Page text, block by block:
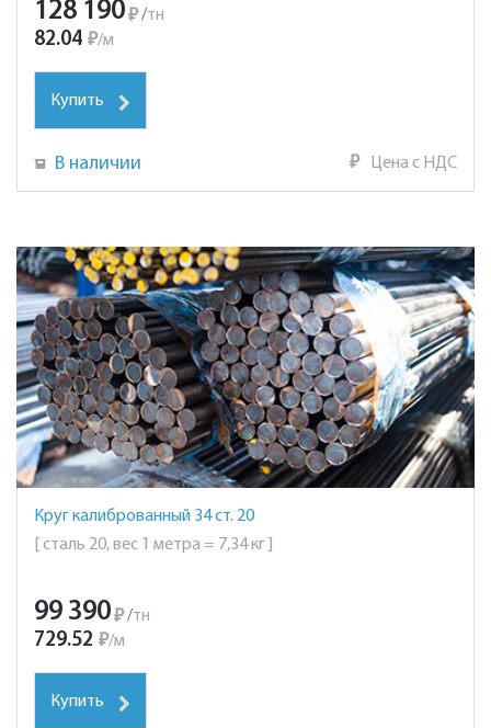
128 190₽ /тн
82.04 ₽/м
Купить
В наличии ₽ Цена с НДС
Круг калиброванный 34 ст. 20
[ сталь 20, вес 1 метра = 7,34 кг ]
99 390₽ /тн
729.52 ₽/м
Купить